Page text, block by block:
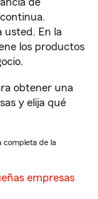
usted. En la
los productos
obtener una
y elija qué
completa de la
empresas